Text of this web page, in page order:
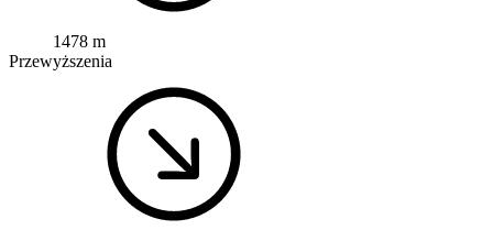
1478 m
Przewyższenia